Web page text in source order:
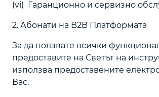
(vi) Гаранционно и сервизно
2. Абонати на B2B Платформата
За да ползвате всички
предоставите на Светът на
използва предоставените
Вас.